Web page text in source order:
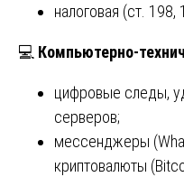
налоговая (ст.
💻 Компьютерно-
цифровые следы,
серверов;
мессенджеры
криптовалюты